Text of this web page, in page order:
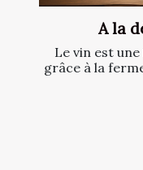
A la
Le vin est
grâce à la